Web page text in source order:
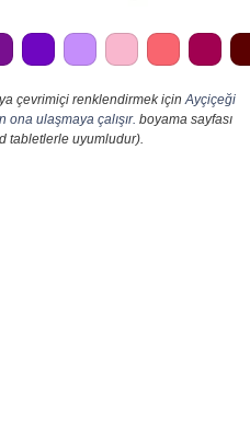
çevrimiçi renklendirmek için Ayçiçeği
ulaşmaya çalışır. boyama sayfası
tabletlerle uyumludur).